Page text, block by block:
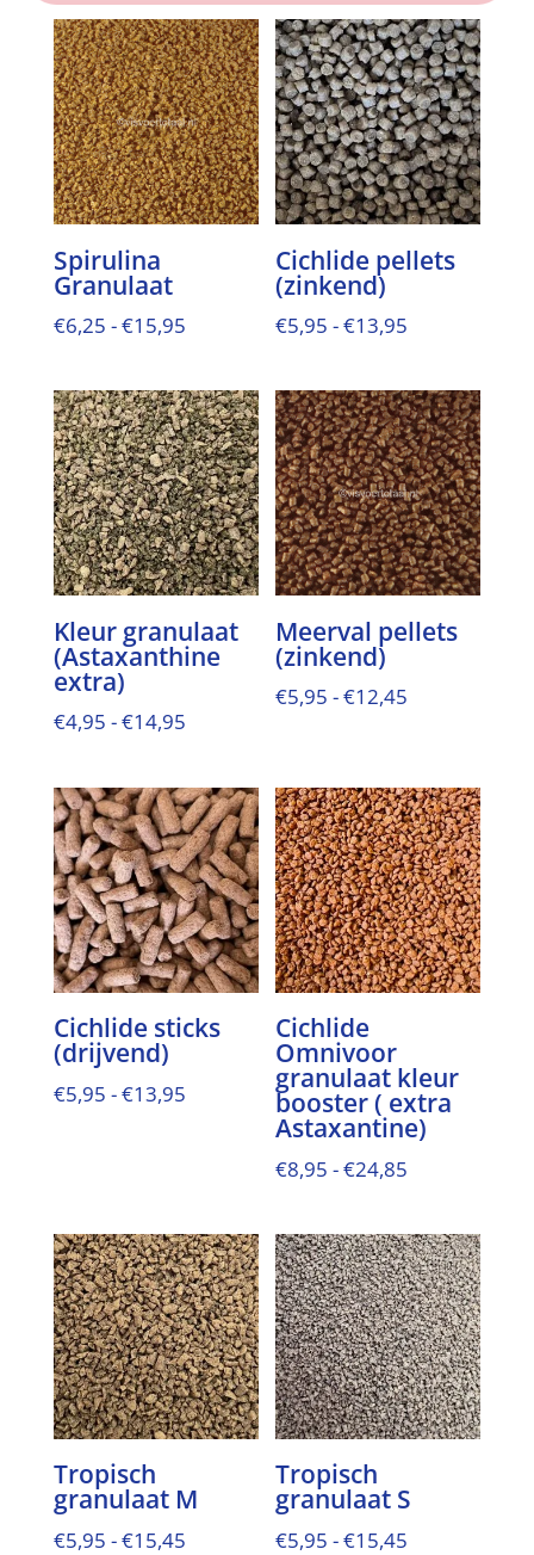
tot
€35,95
tot
€14,95
Spirulina
Granulaat
€6,25 -€15,95Prijsklasse:
tot
€15,95
Cichlide pellets
(zinkend)
€5,95 -€13,95
tot
€13,95
Kleur granulaat
(Astaxanthine
extra)
€4,95 -€14,95Prijsklasse:
tot
€14,95
Meerval pellets
(zinkend)
€5,95 -€12,45
€12,45
Cichlide sticks
(drijvend)
€5,95 -€13,95Prijsklasse:
Cichlide
Omnivoor
granulaat kleur
booster ( extra
Astaxantine)
€8,95 -€24,85
tot
€24,85
Tropisch
granulaat M
€5,95 -€15,45Prijsklasse:
Tropisch
granulaat S
€5,95 -€15,45